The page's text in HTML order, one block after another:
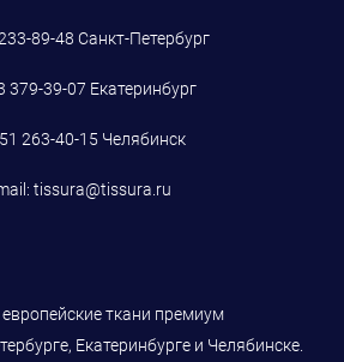
89-48 Санкт-Петербург
379-39-07 Екатеринбург
263-40-15 Челябинск
tissura@tissura.ru
европейские ткани премиум
Екатеринбурге и Челябинске.